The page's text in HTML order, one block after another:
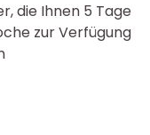
die Ihnen 5 Tage
zur Verfügung